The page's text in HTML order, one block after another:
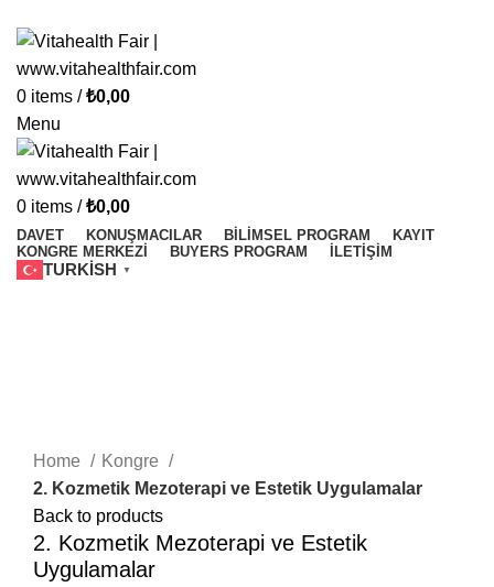
0 items / ₺0,00
Menu
0 items / ₺0,00
DAVET KONUŞMACILAR BILIMSEL PROGRAM
KAYIT
KONGRE MERKEZI
BUYERS PROGRAM İLETIŞIM
TURKISH ▼
Home
Kongre
2. Kozmetik Mezoterapi ve Estetik Uygulamalar
Back to products
2. Kozmetik Mezoterapi ve Estetik
Uygulamalar